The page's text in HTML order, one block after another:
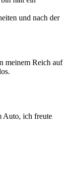
und nach der
meinem Reich auf
Auto, ich freute